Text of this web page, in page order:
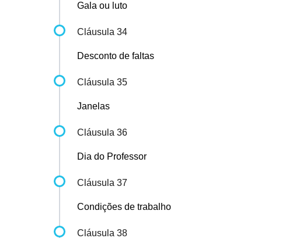
Gala ou luto
Cláusula 34
Desconto de faltas
Cláusula 35
Janelas
Cláusula 36
Dia do Professor
Cláusula 37
Condições de trabalho
Cláusula 38